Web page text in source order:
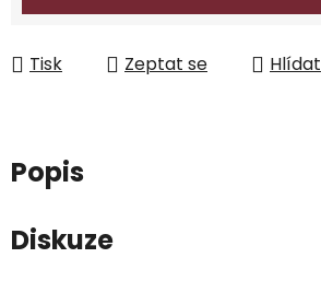
Tisk Zeptat se Hlídat
Popis
Diskuze